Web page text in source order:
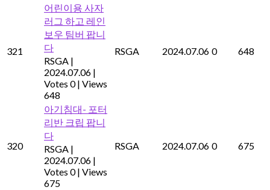
321
어린이용 사자
러그 하고 레인
보우 팀버 팝니
다
RSGA |
2024.07.06 |
Votes 0 | Views
648
RSGA 2024.07.06 0 648
320
아기침대- 포터
리반 크립 팝니
다
RSGA |
2024.07.06 |
Votes 0 | Views
675
RSGA 2024.07.06 0 675